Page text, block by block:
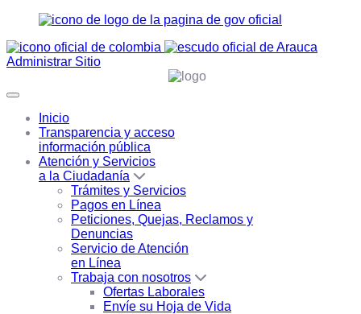
Administrar Sitio
Inicio
Transparencia y acceso
información pública
Atención y Servicios
a la Ciudadanía
Trámites y Servicios
Pagos en Línea
Peticiones, Quejas, Reclamos y
Denuncias
Servicio de Atención
en Línea
Trabaja con nosotros
Ofertas Laborales
Envíe su Hoja de Vida